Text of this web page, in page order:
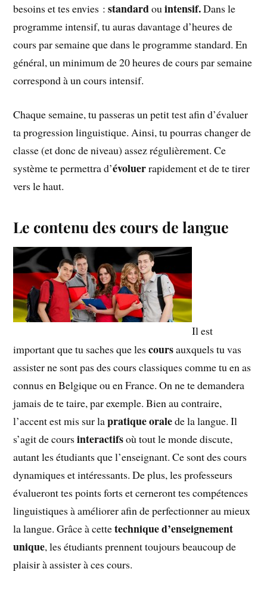
besoins et tes envies :standardouintensif.Dans le
programme intensif, tu auras davantage d’heures de
cours par semaine que dans le programme standard. En
général, un minimum de 20 heures de cours par semaine
correspond à un cours intensif.
Chaque semaine, tu passeras un petit test afin d’évaluer
ta progression linguistique. Ainsi, tu pourras changer de
classe (et donc de niveau) assez régulièrement. Ce
système te permettra d’évoluerrapidement et de te tirer
vers le haut.
Le contenu des cours de langue
Il est
important que tu saches que lescoursauxquels tu vas
assister ne sont pas des cours classiques comme tu en as
connus en Belgique ou en France. On ne te demandera
jamais de te taire, par exemple. Bien au contraire,
l’accent est mis sur lapratique oralede la langue. Il
s’agit de coursinteractifsoù tout le monde discute,
autant les étudiants que l’enseignant. Ce sont des cours
dynamiques et intéressants. De plus, les professeurs
évalueront tes points forts et cerneront tes compétences
linguistiques à améliorer afin de perfectionner au mieux
la langue. Grâce à cettetechnique d’enseignement
unique, les étudiants prennent toujours beaucoup de
plaisir à assister à ces cours.